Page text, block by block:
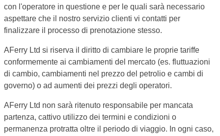
con l'operatore in questione e per le quali sarà necessario
aspettare che il nostro servizio clienti vi contatti per
finalizzare il processo di prenotazione stesso.
AFerry Ltd si riserva il diritto di cambiare le proprie tariffe
conformemente ai cambiamenti del mercato (es. fluttuazioni
di cambio, cambiamenti nel prezzo del petrolio e cambi di
governo) o ad aumenti dei prezzi degli operatori.
AFerry Ltd non sarà ritenuto responsabile per mancata
partenza, cattivo utilizzo dei termini e condizioni o
permanenza protratta oltre il periodo di viaggio. In ogni caso,